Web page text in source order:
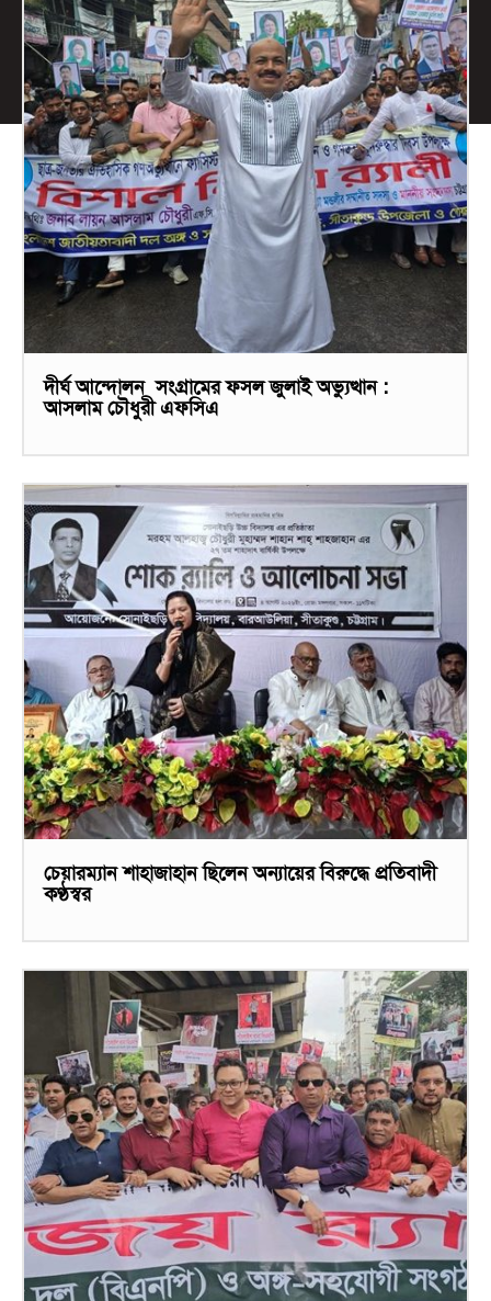
দীর্ঘ আন্দোলন সংগ্রামের ফসল জুলাই অভ্যুত্থান :
আসলাম চৌধুরী এফসিএ
চেয়ারম্যান শাহাজাহান ছিলেন অন্যায়ের বিরুদ্ধে প্রতিবাদী
কণ্ঠস্বর